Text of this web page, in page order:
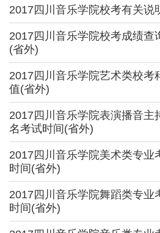
2017四川音乐学院校考有关说
2017四川音乐学院校考成绩查
(省外)
2017四川音乐学院艺术类校考
值(省外)
2017四川音乐学院表演播音主
名考试时间(省外)
2017四川音乐学院美术类专业
时间(省外)
2017四川音乐学院舞蹈类专业
时间(省外)